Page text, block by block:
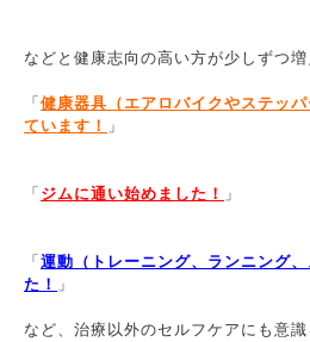
などと健康志向の高い方が少しずつ増
「 健康器具（エアロバイクやステッ
ています！
」
「 ジムに通い始めました！ 」
「 運動（トレーニング、ランニング
た！
」
など、治療以外のセルフケアにも意